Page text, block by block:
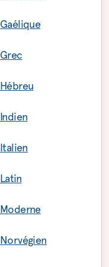
Gaélique
Grec
Hébreu
Indien
Italien
Latin
Moderne
Norvégien